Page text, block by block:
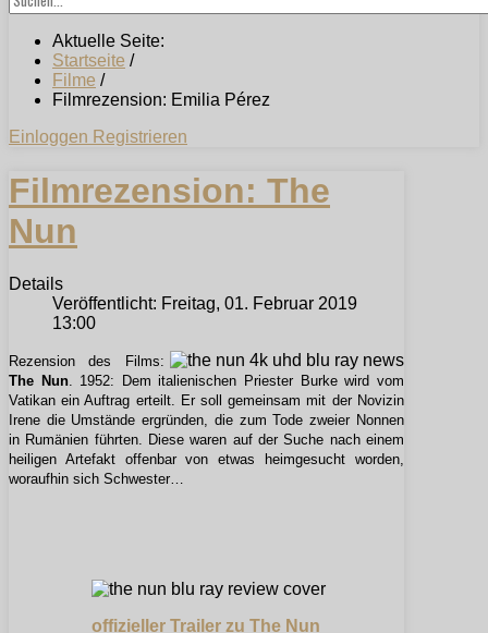
Aktuelle Seite:
Startseite /
Filme /
Filmrezension: Emilia Pérez
Einloggen Registrieren
Filmrezension: The
Nun
Details
Veröffentlicht: Freitag, 01. Februar 2019
13:00
Rezension des Films:
The Nun. 1952: Dem italienischen Priester Burke wird vom
Vatikan ein Auftrag erteilt. Er soll gemeinsam mit der Novizin
Irene die Umstände ergründen, die zum Tode zweier Nonnen
in Rumänien führten. Diese waren auf der Suche nach einem
heiligen Artefakt offenbar von etwas heimgesucht worden,
woraufhin sich Schwester…
offizieller Trailer zu The Nun